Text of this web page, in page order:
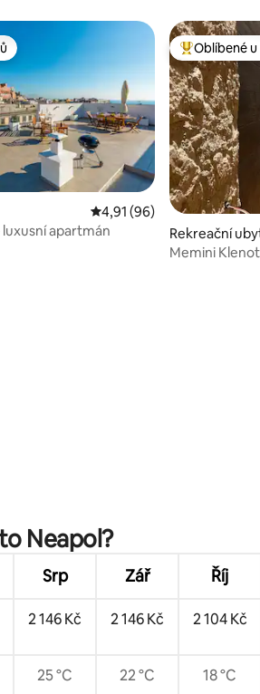
hodnocení
Průměrné hodnocení 4,91
4,91 (96)
apartmán
Nejlepší v
Oblíbené
Rekreační
Memini Klenot uprostřed historického
Neapol?
Srp Zář Říj
2 146 Kč 2 146 Kč 2 104 Kč
25 °C 22 °C 18 °C